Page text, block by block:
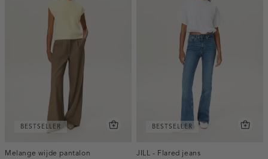
BESTSELLER
Melange wijde pantalon
BESTSELLER
JILL - Flared jeans